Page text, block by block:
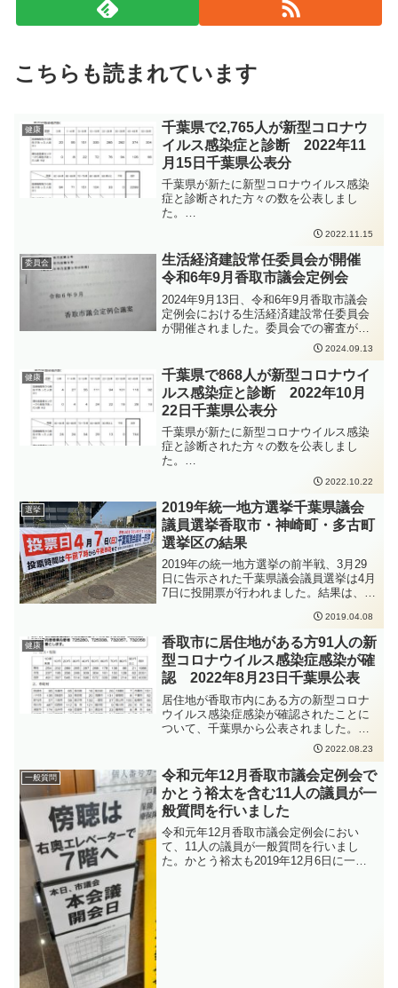
こちらも読まれています
健康
千葉県で2,765人が新型コロナウ
イルス感染症と診断 2022年11
月15日千葉県公表分
千葉県が新たに新型コロナウイルス感染
症と診断された方々の数を公表しまし
た。
https://www.pref.chiba.lg.jp/shippei/press/
2022/ncov20221115-1.html発生届出の対
象となる方は、以下の要件にあてはまる
方、となります。65歳以上の方入院を要
する方重症化リスクがあり、かつ、新型
コロナ治療薬の投与が必要な方又は重症
化リスクがあり、かつ、新型コロナ罹患
により新たに酸素投与が必要な方妊娠さ
れている方新型コロナウイルス感染症の
感染拡大防止のため、手洗いの徹底、人
と人との距離をできるだけ2m以上（最低
1m以上）取ること、会話をするときはマ
スクを着用すること、密集・密接・密閉
を避けることなどの感染症対策をしっか
りと行っていただくよう、お願いいたし
ます。
2022.11.15
委員会
生活経済建設常任委員会が開催
令和6年9月香取市議会定例会
2024年9月13日、令和6年9月香取市議会
定例会における生活経済建設常任委員会
が開催されました。委員会での審査が終
わると、本会議で審議されることになり
ます。最後まで確りと審議して参りま
す。
2024.09.13
健康
千葉県で868人が新型コロナウイ
ルス感染症と診断 2022年10月
22日千葉県公表分
千葉県が新たに新型コロナウイルス感染
症と診断された方々の数を公表しまし
た。
https://www.pref.chiba.lg.jp/shippei/press/
2022/ncov20221022-1.html発生届出の対
象となる方は、以下の要件にあてはまる
方、となります。65歳以上の方入院を要
する方重症化リスクがあり、かつ、新型
コロナ治療薬の投与が必要な方又は重症
化リスクがあり、かつ、新型コロナ罹患
により新たに酸素投与が必要な方妊娠さ
れている方新型コロナウイルス感染症の
感染拡大防止のため、手洗いの徹底、人
と人との距離をできるだけ2m以上（最低
1m以上）取ること、会話をするときはマ
スクを着用すること、密集・密接・密閉
を避けることなどの感染症対策をしっか
りと行っていただくよう、お願いいたし
ます。
2022.10.22
選挙
2019年統一地方選挙千葉県議会
議員選挙香取市・神崎町・多古町
選挙区の結果
2019年の統一地方選挙の前半戦、3月29
日に告示された千葉県議会議員選挙は4月
7日に投開票が行われました。結果は、以
佐原駅に立ってかとう裕太新聞をお配り
していました。
2019.04.08
健康
香取市に居住地がある方91人の新
型コロナウイルス感染症感染が確
認 2022年8月23日千葉県公表
居住地が香取市内にある方の新型コロナ
ウイルス感染症感染が確認されたことに
ついて、千葉県から公表されました。
https://www.pref.chiba.lg.jp/shippei/press/
2022/ncov20220823-1.html新型コロナウ
イルス感染症の感染拡大防止のため、手
洗いの徹底、人と人との距離をできるだ
け2m以上（最低1m以上）取ること、会
話をするときはマスクを着用すること、
密集・密接・密閉を避けることなどの感
染症対策をしっかりと行っていただくよ
う、お願いいたします。
2022.08.23
一般質問
令和元年12月香取市議会定例会で
かとう裕太を含む11人の議員が一
般質問を行いました
令和元年12月香取市議会定例会におい
て、11人の議員が一般質問を行いまし
た。かとう裕太も2019年12月6日に一般